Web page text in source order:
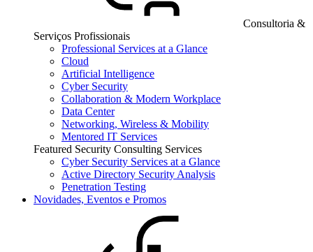
Consultoria &
Serviços Profissionais
Professional Services at a Glance
Cloud
Artificial Intelligence
Cyber Security
Collaboration & Modern Workplace
Data Center
Networking, Wireless & Mobility
Mentored IT Services
Featured Security Consulting Services
Cyber Security Services at a Glance
Active Directory Security Analysis
Penetration Testing
Novidades, Eventos e Promos